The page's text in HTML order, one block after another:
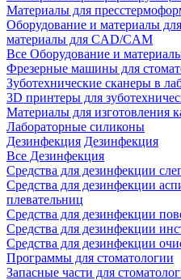
Материалы для
Оборудование и материалы
материалы для CAD/CAM
Все Оборудование и
Фрезерные машины для
Зуботехнические сканеры в
3D принтеры для
Материалы для изготовления
Лабораторные силиконы
Дезинфекция Дезинфекция
Все Дезинфекция
Средства для дезинфекции
Средства для дезинфекции
плевательниц
Средства для дезинфекции
Средства для дезинфекции
Средства для дезинфекции
Программы для стоматологии
Запасные части для